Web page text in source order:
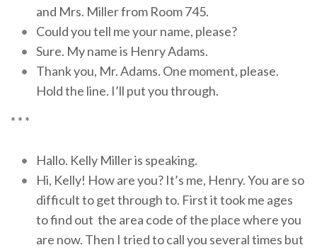
and Mrs. Miller from Room 745.
Could you tell me your name, please?
Sure. My name is Henry Adams.
Thank you, Mr. Adams. One moment, please.
Hold the line. I’ll put you through.
* * *
Hallo. Kelly Miller is speaking.
Hi, Kelly! How are you? It’s me, Henry. You are so
difficult to get through to. First it took me ages
to find out the area code of the place where you
are now. Then I tried to call you several times but